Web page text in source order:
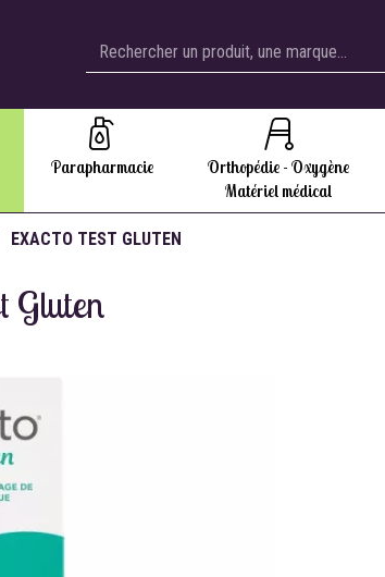
Parapharmacie
Orthopédie - Oxygène
Matériel médical
EXACTO TEST GLUTEN
Gluten